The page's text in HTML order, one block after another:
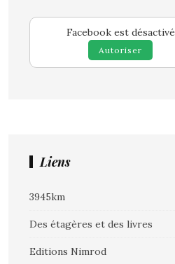
Facebook est désactivé
Autoriser
Liens
3945km
Des étagères et des livres
Editions Nimrod